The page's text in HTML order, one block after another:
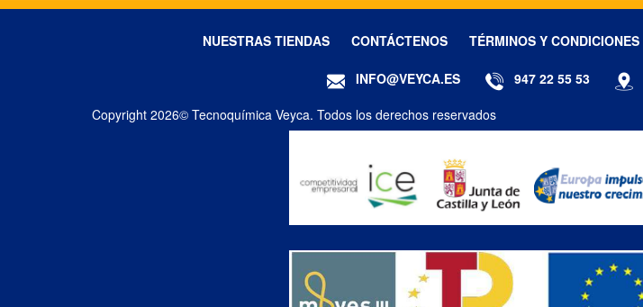
NUESTRAS TIENDAS CONTÁCTENOS TÉRMINOS Y CONDICIONES
Copyright 2026© Tecnoquímica Veyca. Todos los derechos reservados
INFO@VEYCA.ES 947 22 55 53